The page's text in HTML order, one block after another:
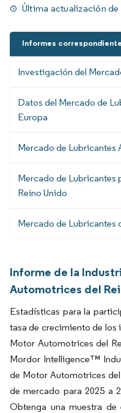
Última actualización de
Informes
Investigación del
Datos del Mercado de
Europa
Mercado de Lubricantes
Mercado de Lubricantes
Reino Unido
Mercado de Lubricantes
Informe de la
Automotrices del
Estadísticas para la
tasa de crecimiento de los
Motor Automotrices del
Mordor Intelligence™
de Motor Automotrices
de mercado para 2025 a
Obtenga una muestra